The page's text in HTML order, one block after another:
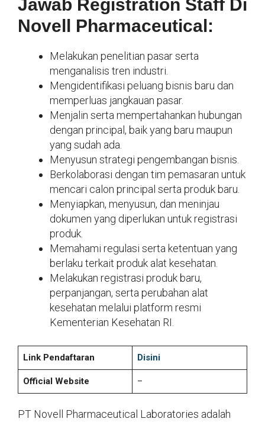
Jawab Registration Staff Di
Novell Pharmaceutical:
Melakukan penelitian pasar serta
menganalisis tren industri.
Mengidentifikasi peluang bisnis baru dan
memperluas jangkauan pasar.
Menjalin serta mempertahankan hubungan
dengan principal, baik yang baru maupun
yang sudah ada.
Menyusun strategi pengembangan bisnis.
Berkolaborasi dengan tim pemasaran untuk
mencari calon principal serta produk baru.
Menyiapkan, menyusun, dan meninjau
dokumen yang diperlukan untuk registrasi
produk.
Memahami regulasi serta ketentuan yang
berlaku terkait produk alat kesehatan.
Melakukan registrasi produk baru,
perpanjangan, serta perubahan alat
kesehatan melalui platform resmi
Kementerian Kesehatan RI.
Link Pendaftaran Disini
Official Website –
PT Novell Pharmaceutical Laboratories adalah